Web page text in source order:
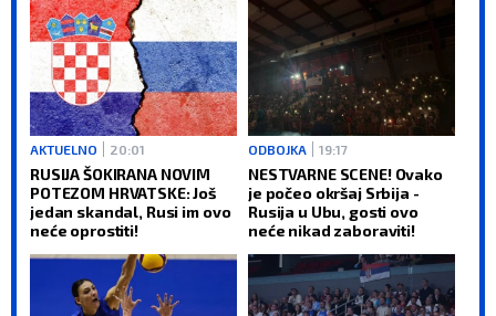
AKTUELNO 20:01
RUSIJA ŠOKIRANA NOVIM
POTEZOM HRVATSKE: Još
jedan skandal, Rusi im ovo
neće oprostiti!
ODBOJKA 19:17
NESTVARNE SCENE! Ovako
je počeo okršaj Srbija -
Rusija u Ubu, gosti ovo
neće nikad zaboraviti!